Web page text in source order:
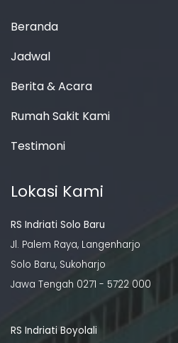
Beranda
Jadwal
Berita & Acara
Rumah Sakit Kami
Testimoni
Lokasi Kami
RS Indriati Solo Baru
Jl. Palem Raya, Langenharjo
Solo Baru, Sukoharjo
Jawa Tengah 0271 - 5722 000
RS Indriati Boyolali